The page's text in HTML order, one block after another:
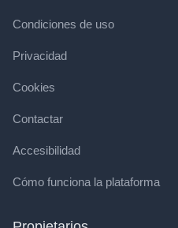
Condiciones de uso
Privacidad
Cookies
Contactar
Accesibilidad
Cómo funciona la plataforma